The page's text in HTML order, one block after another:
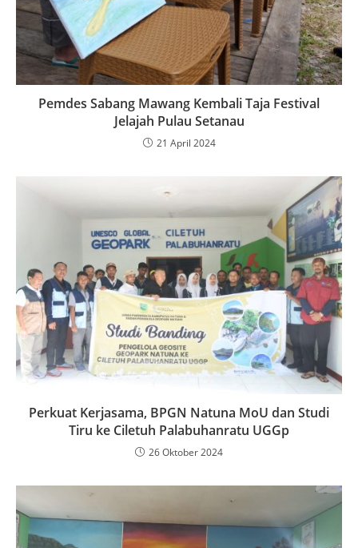
Pemdes Sabang Mawang Kembali Taja Festival
Jelajah Pulau Setanau
21 April 2024
Perkuat Kerjasama, BPGN Natuna MoU dan Studi
Tiru ke Ciletuh Palabuhanratu UGGp
26 Oktober 2024